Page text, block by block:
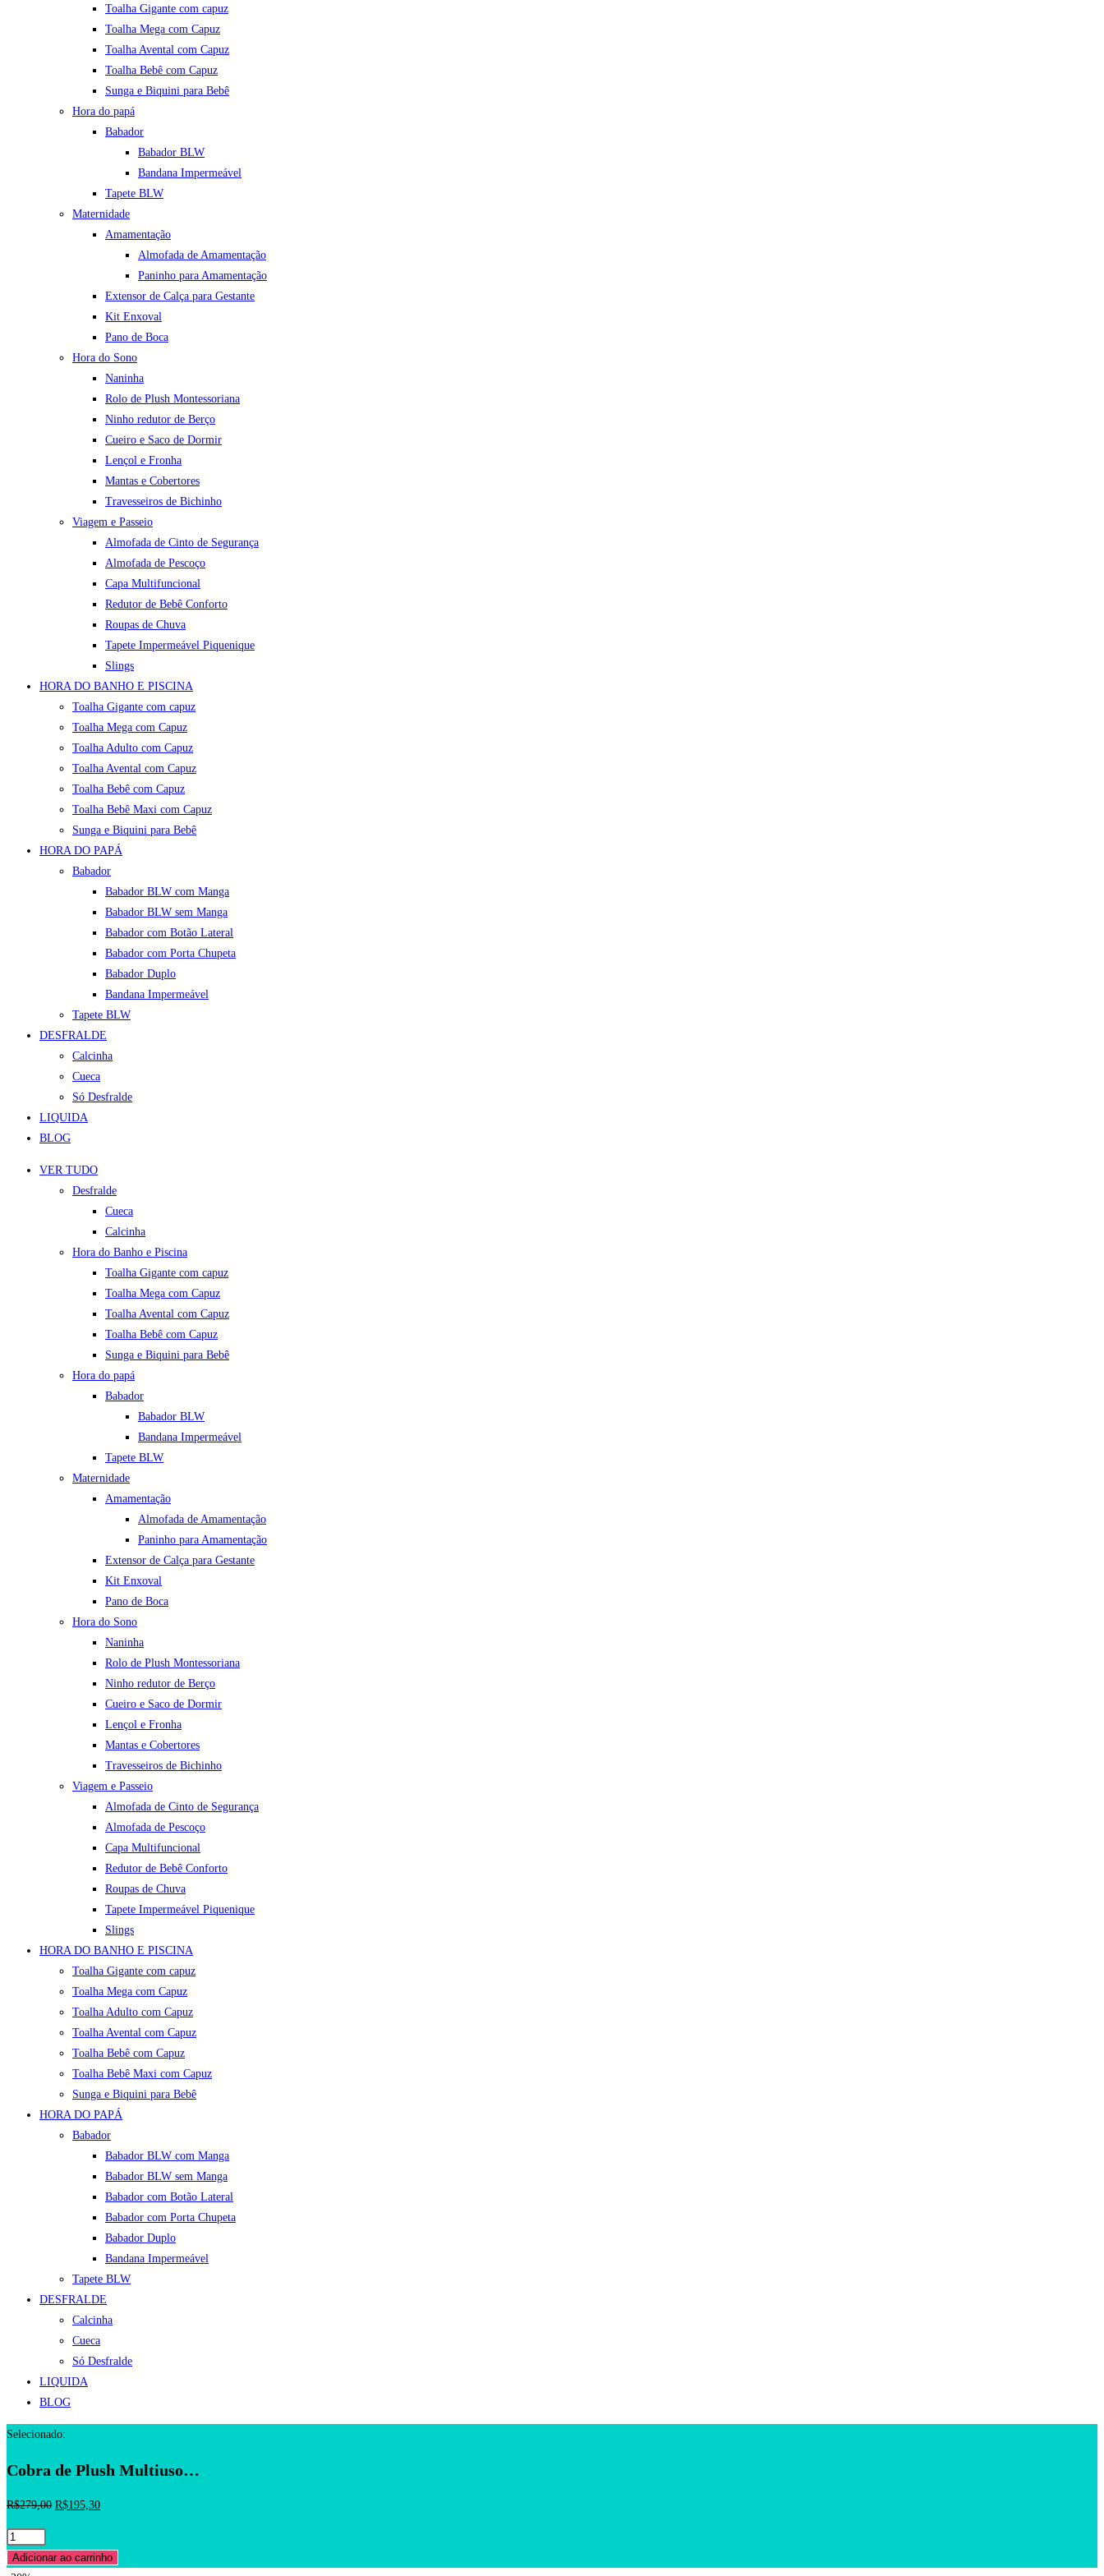
Toalha Gigante com capuz
Toalha Mega com Capuz
Toalha Avental com Capuz
Toalha Bebê com Capuz
Sunga e Biquini para Bebê
Hora do papá
Babador
Babador BLW
Bandana Impermeável
Tapete BLW
Maternidade
Amamentação
Almofada de Amamentação
Paninho para Amamentação
Extensor de Calça para Gestante
Kit Enxoval
Pano de Boca
Hora do Sono
Naninha
Rolo de Plush Montessoriana
Ninho redutor de Berço
Cueiro e Saco de Dormir
Lençol e Fronha
Mantas e Cobertores
Travesseiros de Bichinho
Viagem e Passeio
Almofada de Cinto de Segurança
Almofada de Pescoço
Capa Multifuncional
Redutor de Bebê Conforto
Roupas de Chuva
Tapete Impermeável Piquenique
Slings
HORA DO BANHO E PISCINA
Toalha Gigante com capuz
Toalha Mega com Capuz
Toalha Adulto com Capuz
Toalha Avental com Capuz
Toalha Bebê com Capuz
Toalha Bebê Maxi com Capuz
Sunga e Biquini para Bebê
HORA DO PAPÁ
Babador
Babador BLW com Manga
Babador BLW sem Manga
Babador com Botão Lateral
Babador com Porta Chupeta
Babador Duplo
Bandana Impermeável
Tapete BLW
DESFRALDE
Calcinha
Cueca
Só Desfralde
LIQUIDA
BLOG
VER TUDO
Desfralde
Cueca
Calcinha
Hora do Banho e Piscina
Toalha Gigante com capuz
Toalha Mega com Capuz
Toalha Avental com Capuz
Toalha Bebê com Capuz
Sunga e Biquini para Bebê
Hora do papá
Babador
Babador BLW
Bandana Impermeável
Tapete BLW
Maternidade
Amamentação
Almofada de Amamentação
Paninho para Amamentação
Extensor de Calça para Gestante
Kit Enxoval
Pano de Boca
Hora do Sono
Naninha
Rolo de Plush Montessoriana
Ninho redutor de Berço
Cueiro e Saco de Dormir
Lençol e Fronha
Mantas e Cobertores
Travesseiros de Bichinho
Viagem e Passeio
Almofada de Cinto de Segurança
Almofada de Pescoço
Capa Multifuncional
Redutor de Bebê Conforto
Roupas de Chuva
Tapete Impermeável Piquenique
Slings
HORA DO BANHO E PISCINA
Toalha Gigante com capuz
Toalha Mega com Capuz
Toalha Adulto com Capuz
Toalha Avental com Capuz
Toalha Bebê com Capuz
Toalha Bebê Maxi com Capuz
Sunga e Biquini para Bebê
HORA DO PAPÁ
Babador
Babador BLW com Manga
Babador BLW sem Manga
Babador com Botão Lateral
Babador com Porta Chupeta
Babador Duplo
Bandana Impermeável
Tapete BLW
DESFRALDE
Calcinha
Cueca
Só Desfralde
LIQUIDA
BLOG
Selecionado:
Cobra de Plush Multiuso…
R$279,00 O
era:
R$195,30O
é:
Cobra
de
Adicionar ao carrinho